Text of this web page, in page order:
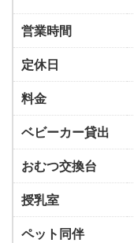
営業時間
定休日
料金
ベビーカー貸出
おむつ交換台
授乳室
ペット同伴